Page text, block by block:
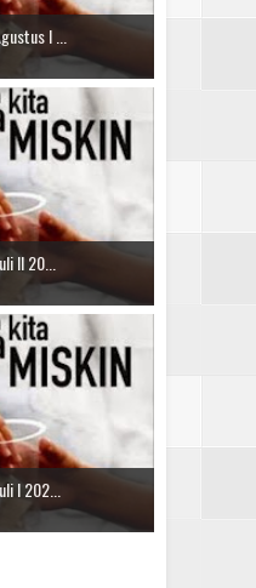
I ...
II 20...
I 202...